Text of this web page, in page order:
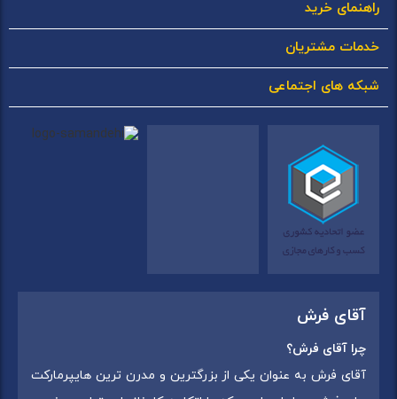
راهنمای خرید
خدمات مشتریان
شبکه های اجتماعی
آقای فرش
چرا آقای فرش؟
آقای فرش به عنوان یکی از بزرگترین و مدرن ترین هایپرمارکت